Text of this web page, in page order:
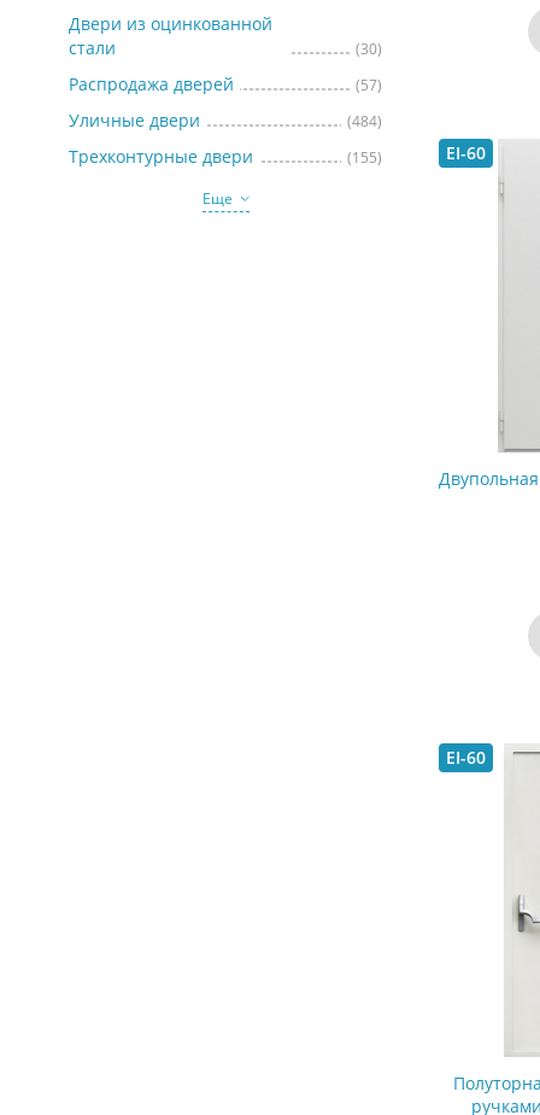
Двери из оцинкованной
стали
(30)
Распродажа дверей (57)
Уличные двери (484)
Трехконтурные двери
(155)
Еще
EI-60
EI-60